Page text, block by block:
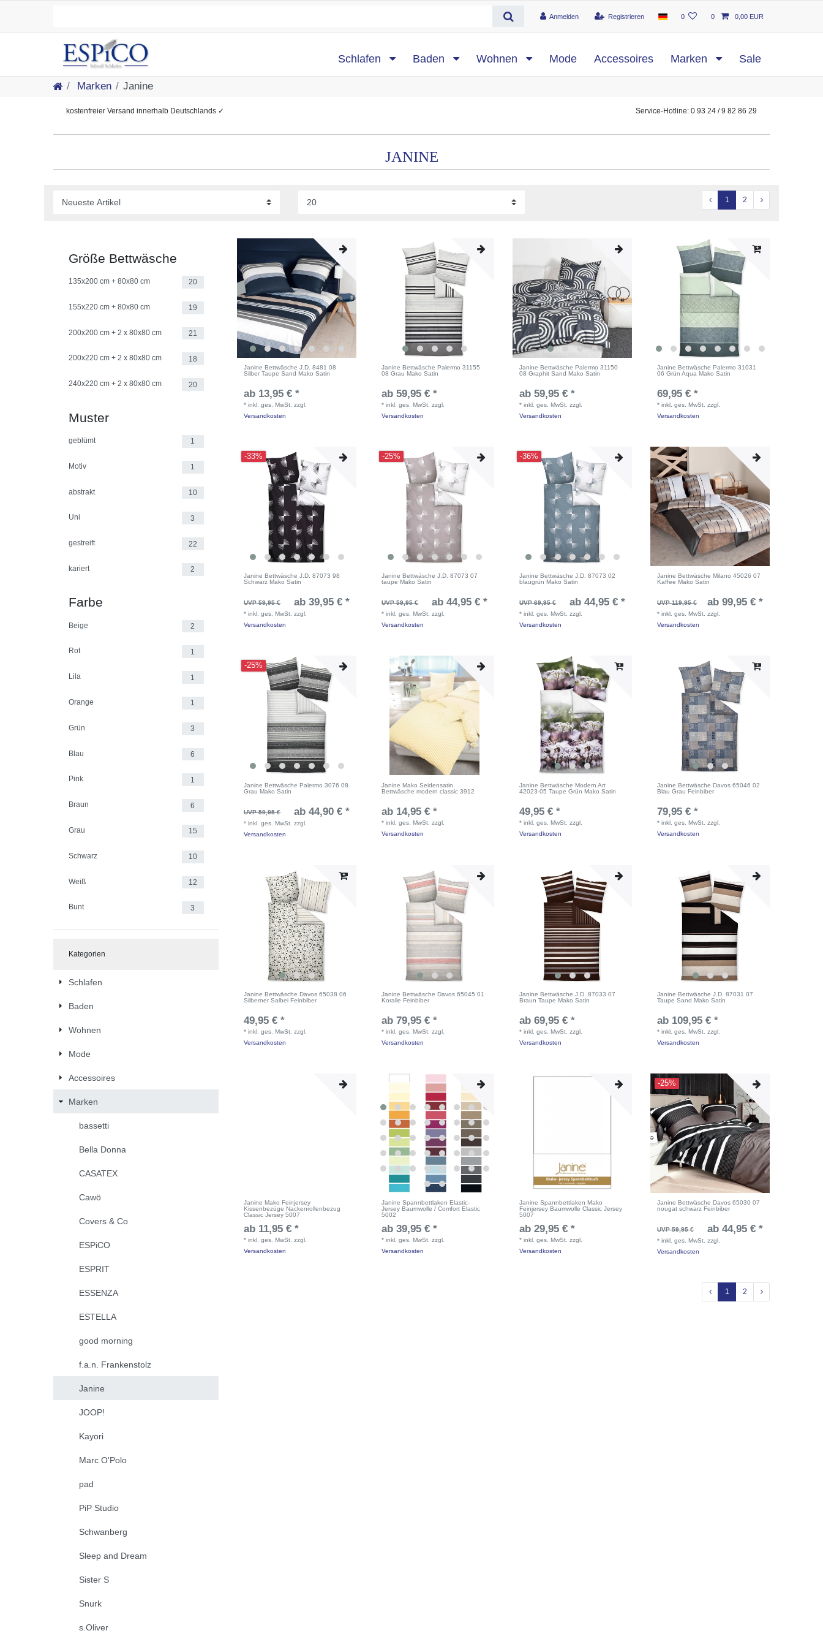
Anmelden Registrieren 0 0 0,00 EUR
Schlafen Baden Wohnen Mode Accessoires Marken Sale
Marken Janine
kostenfreier Versand innerhalb Deutschlands ✓ Service-Hotline: 0 93 24 / 9 82 86 29
JANINE
1 2
Größe Bettwäsche
135x200 cm + 80x80 cm 20
155x220 cm + 80x80 cm 19
200x200 cm + 2 x 80x80 cm 21
200x220 cm + 2 x 80x80 cm 18
240x220 cm + 2 x 80x80 cm 20
Muster
geblümt 1
Motiv 1
abstrakt 10
Uni 3
gestreift 22
kariert 2
Farbe
Beige 2
Rot 1
Lila 1
Orange 1
Grün 3
Blau 6
Pink 1
Braun 6
Grau 15
Schwarz 10
Weiß 12
Bunt 3
Kategorien
Schlafen
Baden
Wohnen
Mode
Accessoires
Marken
bassetti
Bella Donna
CASATEX
Cawö
Covers & Co
ESPiCO
ESPRIT
ESSENZA
ESTELLA
good morning
f.a.n. Frankenstolz
Janine
JOOP!
Kayori
Marc O'Polo
pad
PiP Studio
Schwanberg
Sleep and Dream
Sister S
Snurk
s.Oliver
Janine Bettwäsche J.D. 8481 08
Silber Taupe Sand Mako Satin
ab 13,95 € *
*inkl. ges. MwSt. zzgl.
Versandkosten
Janine Bettwäsche Palermo 31155
08 Grau Mako Satin
ab 59,95 € *
*inkl. ges. MwSt. zzgl.
Versandkosten
Janine Bettwäsche Palermo 31150
08 Graphit Sand Mako Satin
ab 59,95 € *
*inkl. ges. MwSt. zzgl.
Versandkosten
Janine Bettwäsche Palermo 31031
06 Grün Aqua Mako Satin
69,95 € *
*inkl. ges. MwSt. zzgl.
Versandkosten
-33%
Janine Bettwäsche J.D. 87073 98
Schwarz Mako Satin
UVP 59,95 € ab 39,95 € *
*inkl. ges. MwSt. zzgl.
Versandkosten
-25%
Janine Bettwäsche J.D. 87073 07
taupe Mako Satin
UVP 59,95 € ab 44,95 € *
*inkl. ges. MwSt. zzgl.
Versandkosten
-36%
Janine Bettwäsche J.D. 87073 02
blaugrün Mako Satin
UVP 69,95 € ab 44,95 € *
*inkl. ges. MwSt. zzgl.
Versandkosten
Janine Bettwäsche Milano 45026 07
Kaffee Mako Satin
UVP 119,95 € ab 99,95 € *
*inkl. ges. MwSt. zzgl.
Versandkosten
-25%
Janine Bettwäsche Palermo 3076 08
Grau Mako Satin
UVP 59,95 € ab 44,90 € *
*inkl. ges. MwSt. zzgl.
Versandkosten
Janine Mako Seidensatin
Bettwäsche modern classic 3912
ab 14,95 € *
*inkl. ges. MwSt. zzgl.
Versandkosten
Janine Bettwäsche Modern Art
42023-05 Taupe Grün Mako Satin
49,95 € *
*inkl. ges. MwSt. zzgl.
Versandkosten
Janine Bettwäsche Davos 65046 02
Blau Grau Feinbiber
79,95 € *
*inkl. ges. MwSt. zzgl.
Versandkosten
Janine Bettwäsche Davos 65038 06
Silberner Salbei Feinbiber
49,95 € *
*inkl. ges. MwSt. zzgl.
Versandkosten
Janine Bettwäsche Davos 65045 01
Koralle Feinbiber
ab 79,95 € *
*inkl. ges. MwSt. zzgl.
Versandkosten
Janine Bettwäsche J.D. 87033 07
Braun Taupe Mako Satin
ab 69,95 € *
*inkl. ges. MwSt. zzgl.
Versandkosten
Janine Bettwäsche J.D. 87031 07
Taupe Sand Mako Satin
ab 109,95 € *
*inkl. ges. MwSt. zzgl.
Versandkosten
Janine Mako Feinjersey
Kissenbezüge Nackenrollenbezug
Classic Jersey 5007
ab 11,95 € *
*inkl. ges. MwSt. zzgl.
Versandkosten
Janine Spannbettlaken Elastic-
Jersey Baumwolle / Comfort Elastic
5002
ab 39,95 € *
*inkl. ges. MwSt. zzgl.
Versandkosten
Janine Spannbettlaken Mako
Feinjersey Baumwolle Classic Jersey
5007
ab 29,95 € *
*inkl. ges. MwSt. zzgl.
Versandkosten
-25%
Janine Bettwäsche Davos 65030 07
nougat schwarz Feinbiber
UVP 59,95 € ab 44,95 € *
*inkl. ges. MwSt. zzgl.
Versandkosten
1 2